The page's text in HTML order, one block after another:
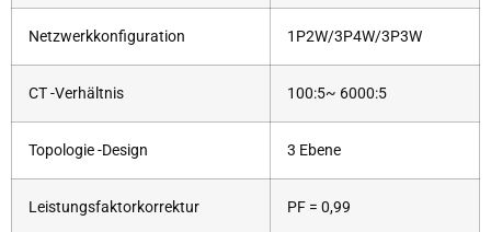
Netzwerkkonfiguration 1P2W/3P4W/3P3W
CT -Verhältnis 100:5~ 6000:5
Topologie -Design 3 Ebene
Leistungsfaktorkorrektur PF = 0,99